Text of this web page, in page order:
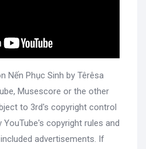
Nến Phục Sinh by Têrêsa
Musescore or the other
to 3rd's copyright control
copyright rules and
advertisements. If